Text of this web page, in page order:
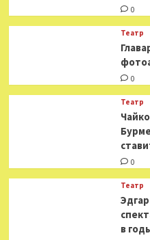
0
Театр
0
Театр
0
Театр
в